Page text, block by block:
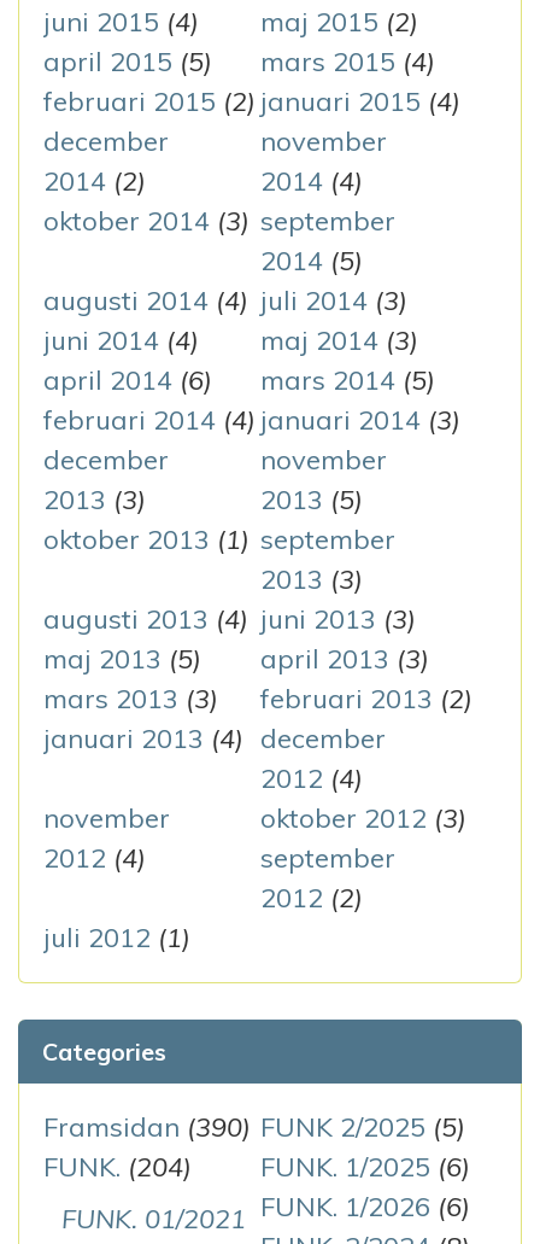
juni 2015 (4) maj 2015 (2)
april 2015 (5) mars 2015 (4)
februari 2015 (2) januari 2015 (4)
december
2014 (2)
november
2014 (4)
oktober 2014 (3) september
2014 (5)
augusti 2014 (4) juli 2014 (3)
juni 2014 (4) maj 2014 (3)
april 2014 (6) mars 2014 (5)
februari 2014 (4) januari 2014 (3)
december
2013 (3)
november
2013 (5)
oktober 2013 (1) september
2013 (3)
augusti 2013 (4) juni 2013 (3)
maj 2013 (5) april 2013 (3)
mars 2013 (3) februari 2013 (2)
januari 2013 (4)
december
2012 (4)
november
2012 (4)
oktober 2012 (3)
september
2012 (2)
juli 2012 (1)
Categories
Framsidan (390) FUNK 2/2025 (5)
FUNK. (204)
FUNK. 01/2021
FUNK. 1/2025 (6)
FUNK. 1/2026 (6)